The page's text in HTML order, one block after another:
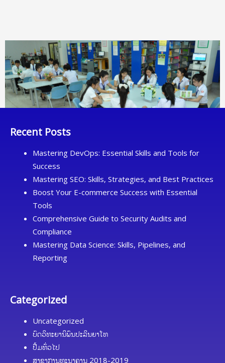
Recent Posts
Mastering DevOps: Essential Skills and Tools for
Success
Mastering SEO: Skills, Strategies, and Best Practices
Boost Your E-commerce Success with Essential
Tools
Comprehensive Guide to Security Audits and
Compliance
Mastering Data Science: Skills, Pipelines, and
Reporting
Categorized
Uncategorized
ບົດວິທະຍານິພົນປະລິນຍາໂທ
ປື້ມທົ່ວໄປ
ສາຂາການທະນາຄານ 2018-2019